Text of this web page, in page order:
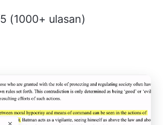
(1000+ ulasan)